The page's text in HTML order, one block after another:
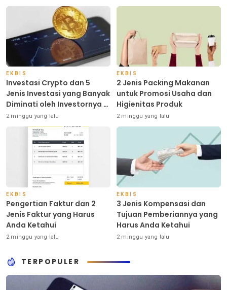
EKBIS
Investasi Crypto dan 5
Jenis Investasi yang Banyak
Diminati oleh Investornya di
Indonesia
2 minggu yang lalu
EKBIS
2 Jenis Packing Makanan
untuk Promosi Usaha dan
Higienitas Produk
2 minggu yang lalu
EKBIS
Pengertian Faktur dan 2
Jenis Faktur yang Harus
Anda Ketahui
2 minggu yang lalu
EKBIS
3 Jenis Kompensasi dan
Tujuan Pemberiannya yang
Harus Anda Ketahui
2 minggu yang lalu
TERPOPULER